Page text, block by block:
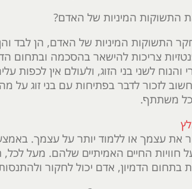
התשוקות המיניות של האדם?
התשוקות המיניות של האדם, הן לבד
פנטזיות צריכות להישאר בהסכמה ובתחום
לשני בני הזוג, ולעולם אין לכפות
לזכור לדבר בפתיחות עם בני זוג על
משתתף.
את עצמך או ללמוד יותר על עצמך.
החיים האמיתיים שלהם. מעל לכל,
בתחום הדמיון, אדם יכול לחקור